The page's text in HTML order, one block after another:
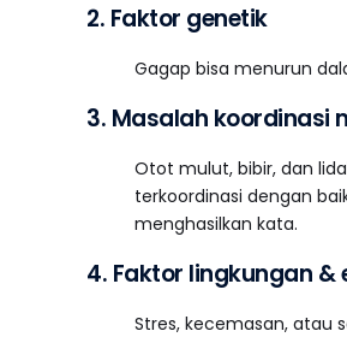
2. Faktor genetik
Gagap bisa menurun
3. Masalah koordinasi
Otot mulut, bibir, dan
terkoordinasi dengan
menghasilkan kata.
4. Faktor lingkungan &
Stres, kecemasan, atau